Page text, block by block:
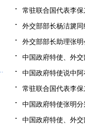
常驻联合国代表李
外交部部长杨洁篪
外交部部长助理张
中国政府特使、外
中国政府特使说中
常驻联合国代表李
中国政府特使张明
中国政府特使、外